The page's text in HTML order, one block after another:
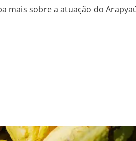
mais sobre a atuação do